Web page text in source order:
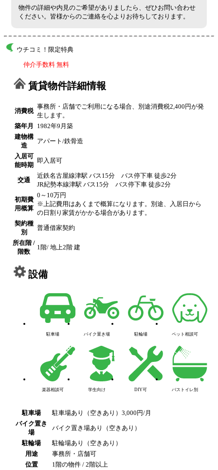
物件の詳細や内見のご希望がありましたら、ぜひお問い合わせ
ください。皆様からのご連絡を心よりお待ちしております。
ウチコミ！限定特典
仲介手数料 無料
賃貸物件詳細情報
消費税
事務所・店舗でご利用になる場合、別途消費税2,400円が発
生します。
築年月
1982年9月築
建物構
造
アパート/鉄骨造
入居可
能時期
即入居可
交通
近鉄名古屋線津駅 バス15分 バス停下車 徒歩2分
JR紀勢本線津駅 バス15分 バス停下車 徒歩2分
初期費
用概算
0～10万円
※上記費用はあくまで概算になります。別途、入居日から
の日割り家賃がかかる場合があります。
契約種
別
普通借家契約
所在階 /
階数
1階/ 地上2階 建
設備
駐車場 バイク置き場 駐輪場 ペット相談可
楽器相談可 学生向け DIY可 バストイレ別
駐車場
駐車場あり（空きあり）3,000円/月
バイク置き
場
バイク置き場あり（空きあり）
駐輪場
駐輪場あり（空きあり）
用途
事務所・店舗可
位置
1階の物件 / 2階以上